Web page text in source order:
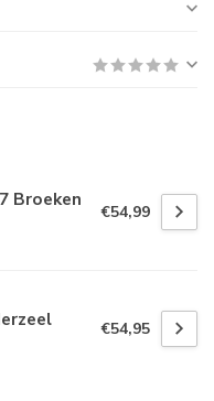
Broeken
€54,99
€54,95